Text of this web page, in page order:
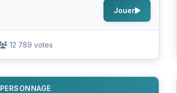
Jouer
12 789 votes
PERSONNAGE